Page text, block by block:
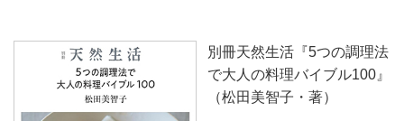
別冊天然生活『5つの調理法
で大人の料理バイブル100』
（松田美智子・著）